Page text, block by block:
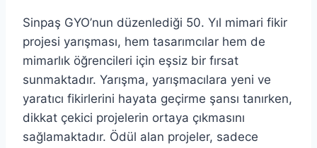
Sinpaş GYO’nun düzenlediği 50. Yıl mimari fikir
projesi yarışması, hem tasarımcılar hem de
mimarlık öğrencileri için eşsiz bir fırsat
sunmaktadır. Yarışma, yarışmacılara yeni ve
yaratıcı fikirlerini hayata geçirme şansı tanırken,
dikkat çekici projelerin ortaya çıkmasını
sağlamaktadır. Ödül alan projeler, sadece